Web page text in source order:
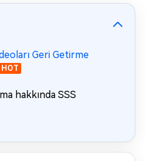
Geri Getirme
HOT
hakkında SSS